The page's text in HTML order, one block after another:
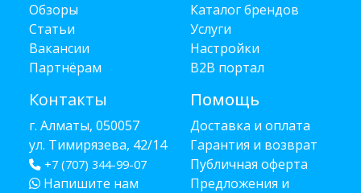
Обзоры
Статьи
Вакансии
Партнёрам
Контакты
г. Алматы, 050057
ул. Тимирязева, 42/14
+7 (707) 344-99-07
Напишите нам
Каталог брендов
Услуги
Настройки
B2B портал
Помощь
Доставка и оплата
Гарантия и возврат
Публичная оферта
Предложения и